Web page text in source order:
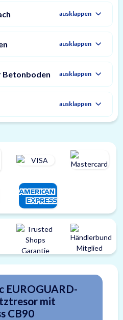
ausklappen
ausklappen
Betonboden ausklappen
ausklappen
EUROGUARD-
mit
CB90